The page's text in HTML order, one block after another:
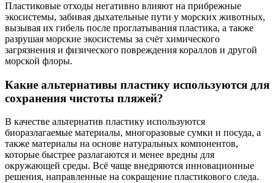
Пластиковые отходы негативно влияют на прибрежные
экосистемы, забивая дыхательные пути у морских животных,
вызывая их гибель после проглатывания пластика, а также
разрушая морские экосистемы за счёт химического
загрязнения и физического повреждения кораллов и другой
морской флоры.
Какие альтернативы пластику используются для
сохранения чистоты пляжей?
В качестве альтернатив пластику используются
биоразлагаемые материалы, многоразовые сумки и посуда, а
также материалы на основе натуральных компонентов,
которые быстрее разлагаются и менее вредны для
окружающей среды. Всё чаще внедряются инновационные
решения, направленные на сокращение пластикового следа.